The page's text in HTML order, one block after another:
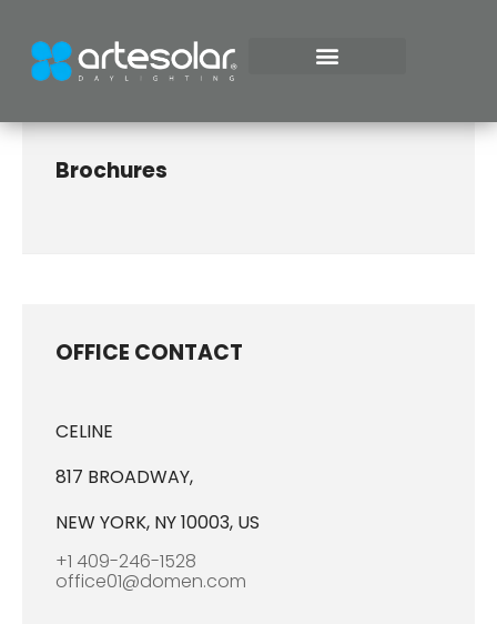
Brochures
OFFICE CONTACT
CELINE
817 BROADWAY,
NEW YORK, NY 10003, US
+1 409-246-1528
office01@domen.com